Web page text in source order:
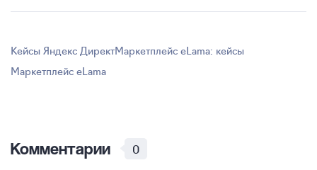
Кейсы Яндекс ДиректМаркетплейс eLama: кейсы
Маркетплейс eLama
Комментарии 0